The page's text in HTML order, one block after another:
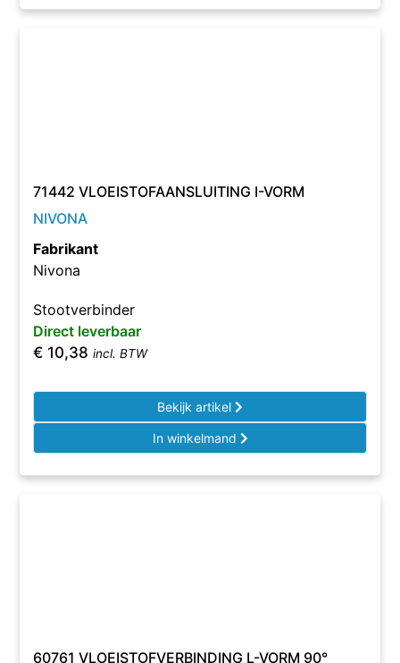
71442 VLOEISTOFAANSLUITING I-VORM
NIVONA
Fabrikant
Nivona
Stootverbinder
Direct leverbaar
€ 10,38 incl. BTW
Bekijk artikel
In winkelmand
60761 VLOEISTOFVERBINDING L-VORM 90°